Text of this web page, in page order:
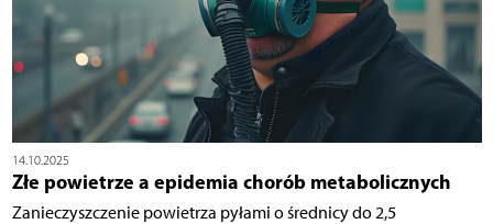
14.10.2025
Złe powietrze a epidemia chorób metabolicznych
Zanieczyszczenie powietrza pyłami o średnicy do 2,5